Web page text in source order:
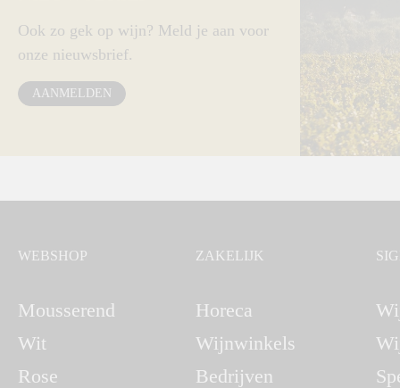
Ook zo gek op wijn? Meld je aan voor
onze nieuwsbrief.
AANMELDEN
WEBSHOP
Mousserend
Wit
Rose
ZAKELIJK
Horeca
Wijnwinkels
Bedrijven